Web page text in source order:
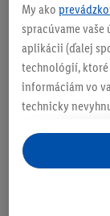
Zistite svoju veľkosť
O produkte
My ako
spracúvame vaše
aplikácii (ďalej
technológií, ktoré
informáciám vo
technicky
personalizovanú
ste účastníkom
aj údaje z vášho